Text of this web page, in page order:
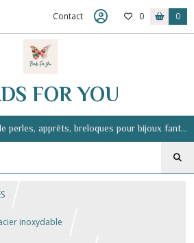
Contact 0 0
FOR YOU
Boutique professionnelle de perles, apprêts, breloques pour bijoux fantaisie
inoxydable